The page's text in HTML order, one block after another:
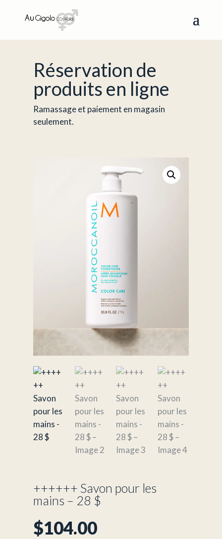
Réservation de
produits en ligne
Ramassage et paiement en magasin
seulement.
++++++ Savon pour les
mains – 28 $
$104.00